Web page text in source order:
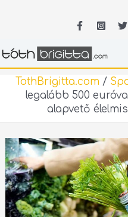
TothBrigitta.com /
legalább 500
alapvető